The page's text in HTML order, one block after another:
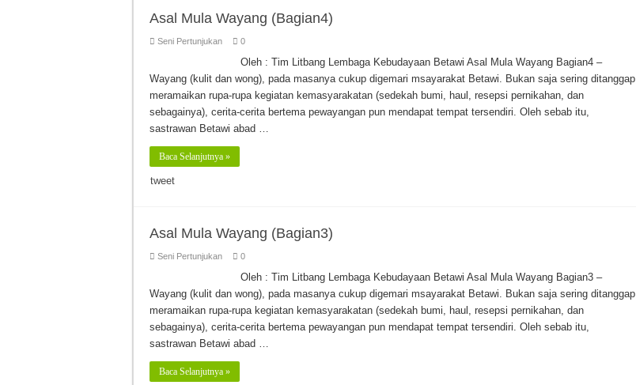
Asal Mula Wayang (Bagian4)
Seni Pertunjukan 0
Oleh : Tim Litbang Lembaga Kebudayaan Betawi Asal Mula Wayang Bagian4 –
Wayang (kulit dan wong), pada masanya cukup digemari msayarakat Betawi. Bukan saja sering ditanggap
meramaikan rupa-rupa kegiatan kemasyarakatan (sedekah bumi, haul, resepsi pernikahan, dan
sebagainya), cerita-cerita bertema pewayangan pun mendapat tempat tersendiri. Oleh sebab itu,
sastrawan Betawi abad …
Baca Selanjutnya »
tweet
Asal Mula Wayang (Bagian3)
Seni Pertunjukan 0
Oleh : Tim Litbang Lembaga Kebudayaan Betawi Asal Mula Wayang Bagian3 –
Wayang (kulit dan wong), pada masanya cukup digemari msayarakat Betawi. Bukan saja sering ditanggap
meramaikan rupa-rupa kegiatan kemasyarakatan (sedekah bumi, haul, resepsi pernikahan, dan
sebagainya), cerita-cerita bertema pewayangan pun mendapat tempat tersendiri. Oleh sebab itu,
sastrawan Betawi abad …
Baca Selanjutnya »